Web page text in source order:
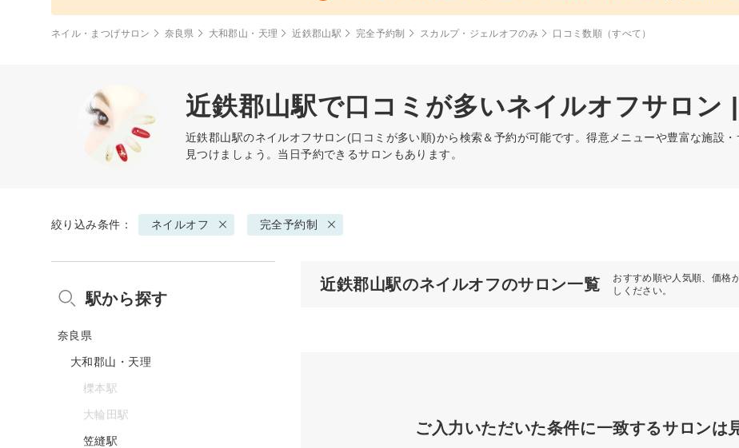
ネイル・まつげサロン 奈良県 大和郡山・天理 近鉄郡山駅 完全予約制 スカルプ・ジェルオフのみ 口コミ数順（すべて）
近鉄郡山駅で口コミが多いネイルオフサロン
近鉄郡山駅のネイルオフサロン(口コミが多い順)から検索＆予約が可能です。得意メニューや豊富な施設
見つけましょう。当日予約できるサロンもあります。
絞り込み条件： ネイルオフ 完全予約制
近鉄郡山駅のネイルオフのサロン一覧
おすすめ順や人気順、価格
しください。
ご入力いただいた条件に一致するサロンは
駅から探す
奈良県
大和郡山・天理
櫟本駅
大輪田駅
笠縫駅